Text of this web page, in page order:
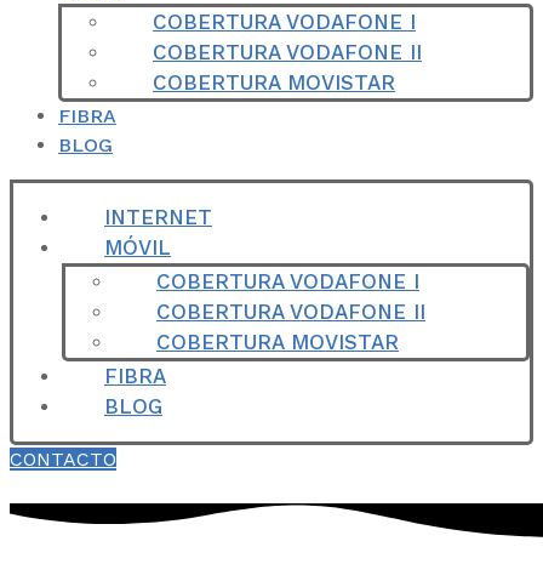
COBERTURA VODAFONE I
COBERTURA VODAFONE II
COBERTURA MOVISTAR
FIBRA
BLOG
INTERNET
MÓVIL
COBERTURA VODAFONE I
COBERTURA VODAFONE II
COBERTURA MOVISTAR
FIBRA
BLOG
CONTACTO